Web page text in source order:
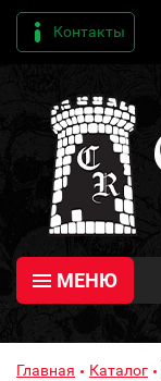
Контакты
МЕНЮ
Главная Каталог